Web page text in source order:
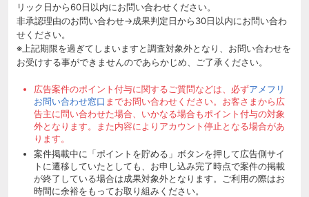
リック日から60日以内にお問い合わせください。
非承認理由のお問い合わせ→成果判定日から30日以内にお問い合わ
せください。
※上記期限を過ぎてしまいますと調査対象外となり、お問い合わせを
お受けする事ができませんのであらかじめ、ご了承ください。
広告案件のポイント付与に関するご質問などは、必ずアメフリ
お問い合わせ窓口 までお問い合わせください。お客さまから広
告主に問い合わせた場合、いかなる場合もポイント付与の対象
外となります。また内容によりアカウント停止となる場合があ
ります。
案件掲載中に「ポイントを貯める」ボタンを押して広告側サイ
トに遷移していたとしても、お申し込み完了時点で案件の掲載
が終了している場合は成果対象外となります。ご利用の際はお
時間に余裕をもってお取り組みください。